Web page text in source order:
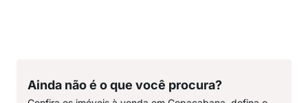
Ainda não é o que você procura?